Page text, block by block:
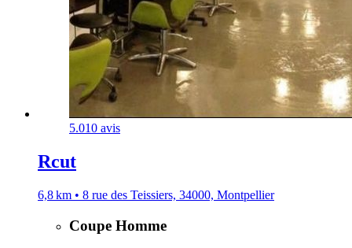
5.010 avis
Rcut
6,8 km • 8 rue des Teissiers, 34000, Montpellier
Coupe Homme